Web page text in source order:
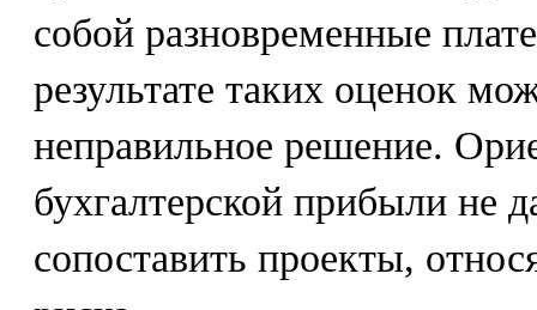
собой разновременные
результате таких оценок
неправильное решение.
бухгалтерской прибыли не
сопоставить проекты,